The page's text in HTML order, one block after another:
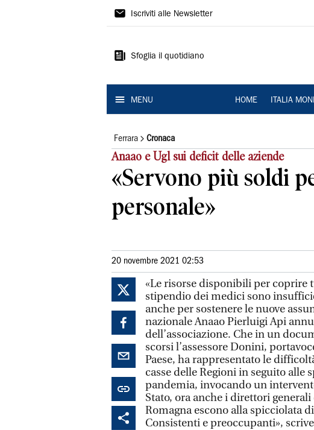
La
Ferrara
Iscriviti alle Newsletter
Sfoglia il quotidiano
MENU HOME ITALIA
Ferrara Cronaca
Anaao e Ugl sui deficit delle aziende
«Servono più soldi
personale»
20 novembre 2021 02:53
«Le risorse disponibili per coprire
stipendio dei medici sono
anche per sostenere le nuove
nazionale Anaao Pierluigi Api
dell’associazione. Che in un
scorsi l’assessore Donini,
Paese, ha rappresentato le
casse delle Regioni in seguito alle
pandemia, invocando un
Stato, ora anche i direttori
Romagna escono alla spicciolata
Consistenti e preoccupanti»,